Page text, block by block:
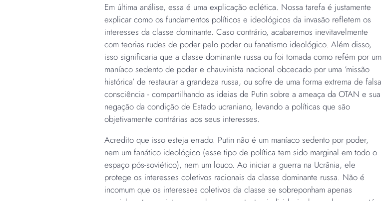
Em última análise, essa é uma explicação eclética. Nossa tarefa é justamente
explicar como os fundamentos políticos e ideológicos da invasão refletem os
interesses da classe dominante. Caso contrário, acabaremos inevitavelmente
com teorias rudes de poder pelo poder ou fanatismo ideológico. Além disso,
isso significaria que a classe dominante russa ou foi tomada como refém por um
maníaco sedento de poder e chauvinista nacional obcecado por uma ‘missão
histórica’ de restaurar a grandeza russa, ou sofre de uma forma extrema de falsa
consciência - compartilhando as ideias de Putin sobre a ameaça da OTAN e sua
negação da condição de Estado ucraniano, levando a políticas que são
objetivamente contrárias aos seus interesses.
Acredito que isso esteja errado. Putin não é um maníaco sedento por poder,
nem um fanático ideológico (esse tipo de política tem sido marginal em todo o
espaço pós-soviético), nem um louco. Ao iniciar a guerra na Ucrânia, ele
protege os interesses coletivos racionais da classe dominante russa. Não é
incomum que os interesses coletivos da classe se sobreponham apenas